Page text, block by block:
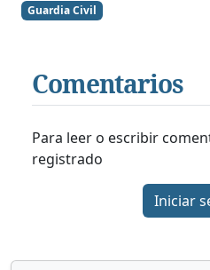
Guardia Civil
Comentarios
Para leer o escribir
registrado
Iniciar